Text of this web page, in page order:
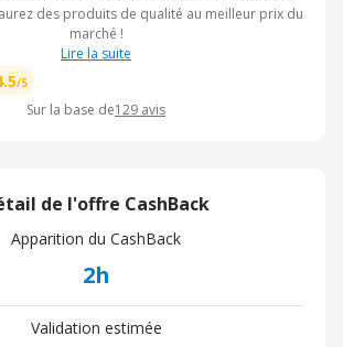
des produits de qualité au meilleur prix du
marché !
Lire la suite
/5
Sur la base de129 avis
de l'offre CashBack
Apparition du CashBack
2h
Validation estimée